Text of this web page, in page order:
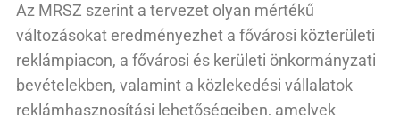
Az MRSZ szerint a tervezet olyan mértékű
változásokat eredményezhet a fővárosi közterületi
reklámpiacon, a fővárosi és kerületi önkormányzati
bevételekben, valamint a közlekedési vállalatok
reklámhasznosítási lehetőségeiben, amelyek